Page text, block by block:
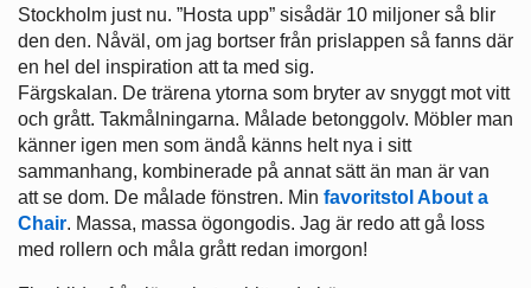
Stockholm just nu. ”Hosta upp” sisådär 10 miljoner så blir
den den. Nåväl, om jag bortser från prislappen så fanns där
en hel del inspiration att ta med sig.
Färgskalan. De trärena ytorna som bryter av snyggt mot vitt
och grått. Takmålningarna. Målade betonggolv. Möbler man
känner igen men som ändå känns helt nya i sitt
sammanhang, kombinerade på annat sätt än man är van
att se dom. De målade fönstren. Min favoritstol About a
Chair. Massa, massa ögongodis. Jag är redo att gå loss
med rollern och måla grått redan imorgon!